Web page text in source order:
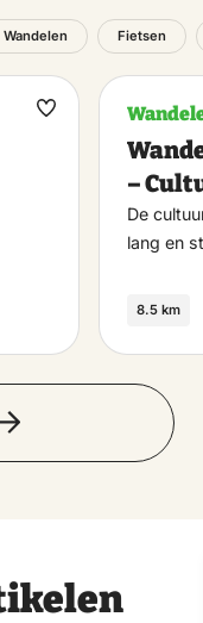
Wandelen Fietsen
Maak
–
De
lang en
8.5 km